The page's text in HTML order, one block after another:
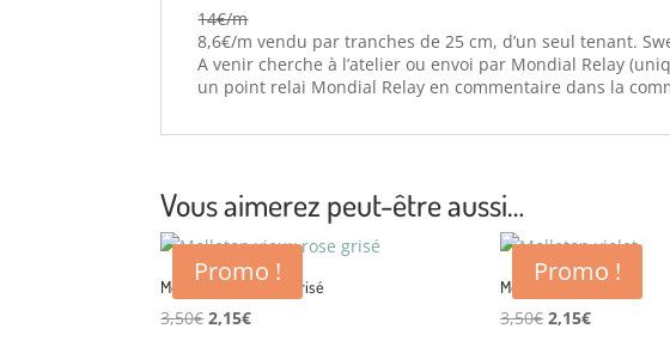
14€/m
8,6€/m vendu par tranches de 25 cm, d’un seul tenant.
A venir cherche à l’atelier ou envoi par Mondial Relay
un point relai Mondial Relay en commentaire dans la
Vous aimerez peut-être aussi…
Promo !
Molleton vieux rose grisé
3,50€Le
2,15€Le
Promo !
Molleton violet
3,50€ Le
2,15€Le